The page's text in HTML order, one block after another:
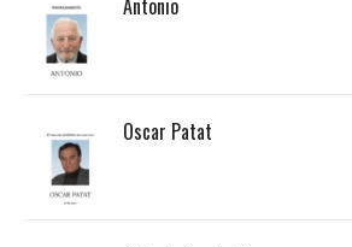
Antonio
Oscar Patat